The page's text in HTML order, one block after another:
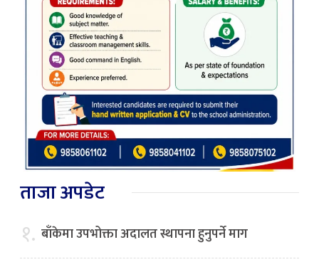
ताजा अपडेट
१. बाँकेमा उपभोक्ता अदालत स्थापना हुनुपर्ने माग